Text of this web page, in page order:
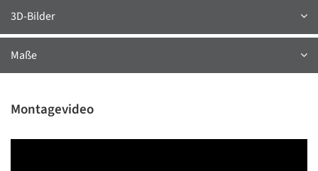
3D-Bilder
Maße
Montagevideo